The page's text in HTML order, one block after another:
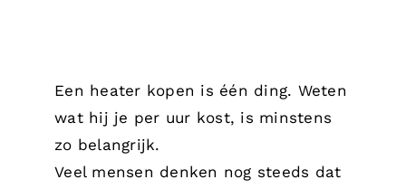
Een heater kopen is één ding. Weten
wat hij je per uur kost, is minstens
zo belangrijk.
Veel mensen denken nog steeds dat